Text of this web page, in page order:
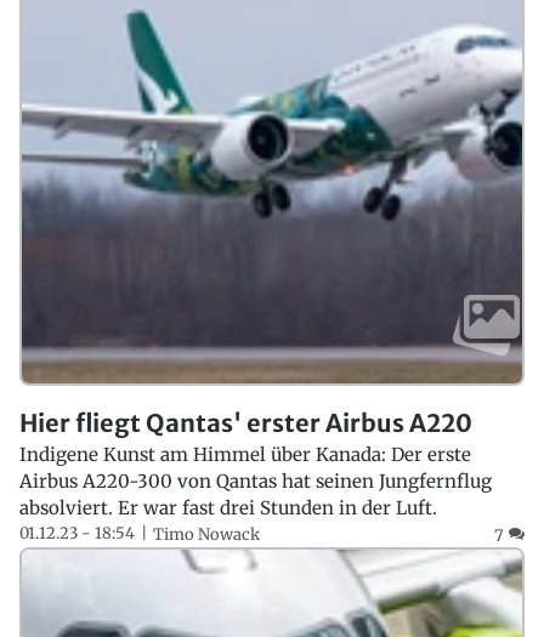
Hier fliegt Qantas' erster Airbus A220
Indigene Kunst am Himmel über Kanada: Der erste
Airbus A220-300 von Qantas hat seinen Jungfernflug
absolviert. Er war fast drei Stunden in der Luft.
01.12.23 - 18:54 Timo Nowack 7